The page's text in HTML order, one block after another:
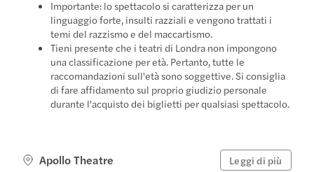
Importante: lo spettacolo si caratterizza per un
linguaggio forte, insulti razziali e vengono trattati i
temi del razzismo e del maccartismo.
Tieni presente che i teatri di Londra non impongono
una classificazione per età. Pertanto, tutte le
raccomandazioni sull'età sono soggettive. Si consiglia
di fare affidamento sul proprio giudizio personale
durante l'acquisto dei biglietti per qualsiasi spettacolo.
Apollo Theatre Leggi di più